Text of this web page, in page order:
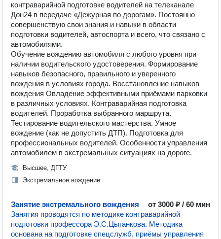
контраварийной подготовке водителей на телеканале
Дон24 в передаче «Дежурная по дорогам». Постоянно
совершенствую свои знания и навыки в области
подготовки водителей, автоспорта и всего, что связано с
автомобилями.
Обучение вождению автомобиля с любого уровня при
наличии водительского удостоверения. Формирование
навыков безопасного, правильного и уверенного
вождения в условиях города. Восстановление навыков
вождения Овладение эффективными приёмами парковки
в различных условиях. Контраварийная подготовка
водителей. Проработка выбранного маршрута.
Тестирование водительского мастерства. Умное
вождение (как не допустить ДТП). Подготовка для
профессиональных водителей. Особенности управления
автомобилем в экстремальных ситуациях на дороге.
Высшее, ДГТУ
Экстремальное вождение
Занятие экстремального вождения
от 3000 ₽ / 60 мин
Занятия проводятся по методике контраварийной
подготовки профессора Э.С.Цыганкова. Методика
основана на подготовке спецслужб, приёмы управления